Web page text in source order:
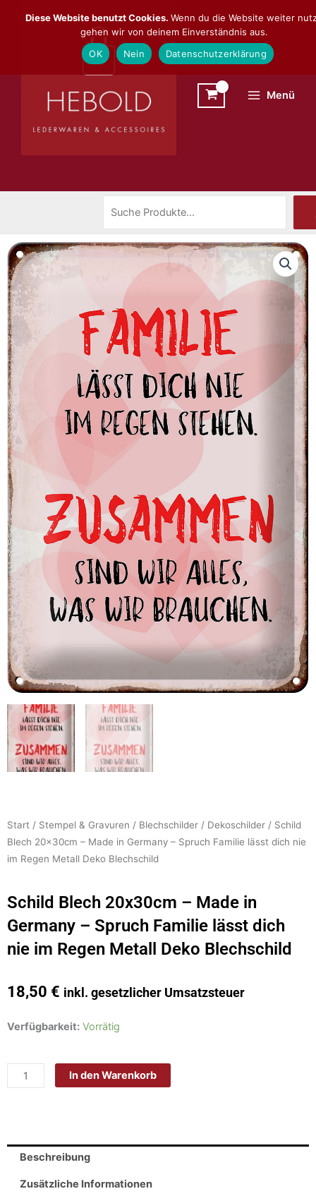
Inhalt
Menü
Start / Stempel & Gravuren / Blechschilder / Dekoschilder / Schild
Blech 20x30cm – Made in Germany – Spruch Familie lässt dich nie
im Regen Metall Deko Blechschild
Schild Blech 20x30cm – Made in
Germany – Spruch Familie lässt dich
nie im Regen Metall Deko Blechschild
18,50 € inkl. gesetzlicher Umsatzsteuer
Verfügbarkeit: Vorrätig
Schild
-
Spruch
Familie
In den Warenkorb
Beschreibung
Zusätzliche Informationen
Diese Website benutzt Cookies. Wenn du die Website weiter
gehen wir von deinem Einverständnis aus.
OK
Nein Datenschutzerklärung